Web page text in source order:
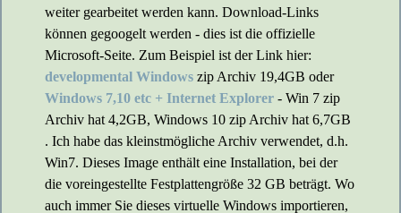
weiter gearbeitet werden kann. Download-Links
können gegoogelt werden - dies ist die offizielle
Microsoft-Seite. Zum Beispiel ist der Link hier:
developmental Windows zip Archiv 19,4GB oder
Windows 7,10 etc + Internet Explorer - Win 7 zip
Archiv hat 4,2GB, Windows 10 zip Archiv hat 6,7GB
. Ich habe das kleinstmögliche Archiv verwendet, d.h.
Win7. Dieses Image enthält eine Installation, bei der
die voreingestellte Festplattengröße 32 GB beträgt. Wo
auch immer Sie dieses virtuelle Windows importieren,